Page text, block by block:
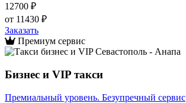
12700 ₽
от 11430 ₽
Заказать
Премиум сервис
Бизнес и VIP такси
Премиальный уровень. Безупречный сервис